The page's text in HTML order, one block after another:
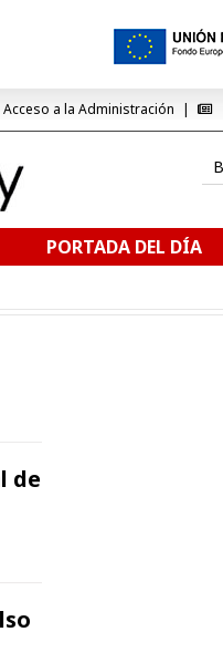
Acceso a la Administración
PORTADA DEL DÍA
de